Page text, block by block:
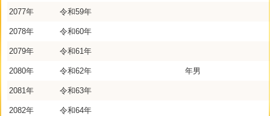
2077年 令和59年
2078年 令和60年
2079年 令和61年
2080年 令和62年 年男
2081年 令和63年
2082年 令和64年